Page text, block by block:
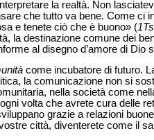
la realtà. Non
che tutto va bene. Come ci
e tenete ciò che è buono» (1Ts
la destinazione comune dei
al disegno d’amore di Dio
come incubatore di futuro.
la comunicazione non si
nella società come
volta che avrete cura delle
grazie a relazioni
città, diventerete come il